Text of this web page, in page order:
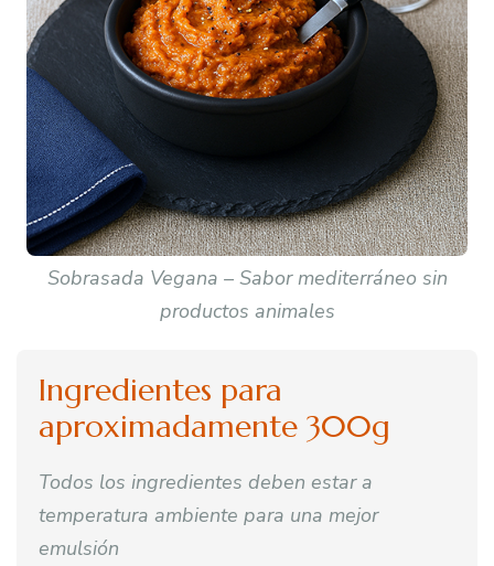
Sobrasada Vegana – Sabor mediterráneo sin
productos animales
Ingredientes para
aproximadamente 300g
Todos los ingredientes deben estar a
temperatura ambiente para una mejor
emulsión